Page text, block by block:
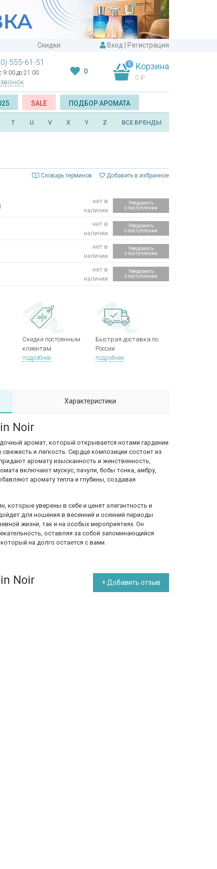
Скидки Вход Регистрация
555-61-51
9:00 до 21:00 0
0 Корзина
0 ₽
SALE ПОДБОР АРОМАТА
T U V X Y Z ВСЕ БРЕНДЫ
Словарь терминов Добавить в избранное
нет в
наличии
Уведомить
о поступлении
нет в
наличии
Уведомить
о поступлении
нет в
наличии
Уведомить
о поступлении
нет в
наличии
Уведомить
о поступлении
Скидки постоянным
клиентам
подробнее
Быстрая доставка по
России
подробнее
Характеристики
Noir
аромат, который открывается нотами гардении
и легкость. Сердце композиции состоит из
аромату изысканность и женственность,
включают мускус, пачули, бобы тонка, амбру,
аромату тепла и глубины, создавая
которые уверены в себе и ценят элегантность и
для ношения в весенний и осенний периоды
жизни, так и на особых мероприятиях. Он
оставляя за собой запоминающийся
на долго остается с вами.
Noir + Добавить отзыв